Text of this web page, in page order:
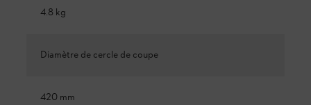
4.8 kg
Diamètre de cercle de coupe
420 mm